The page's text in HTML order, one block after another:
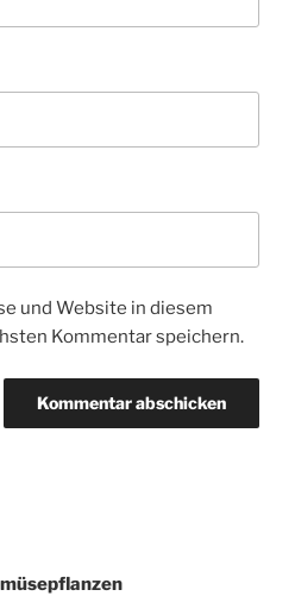
und Website in diesem
Kommentar speichern.